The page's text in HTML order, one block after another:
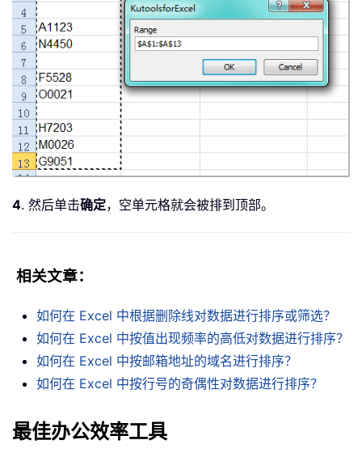
4. 然后单击确定，空单元格就会被排到顶部。
相关文章：
如何在 Excel 中根据删除线对数据进行排序或筛选？
如何在 Excel 中按值出现频率的高低对数据进行排序？
如何在 Excel 中按邮箱地址的域名进行排序？
如何在 Excel 中按行号的奇偶性对数据进行排序？
最佳办公效率工具